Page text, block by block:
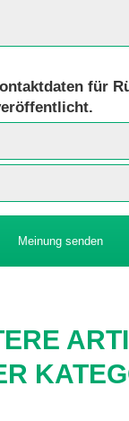
für
Meinung senden